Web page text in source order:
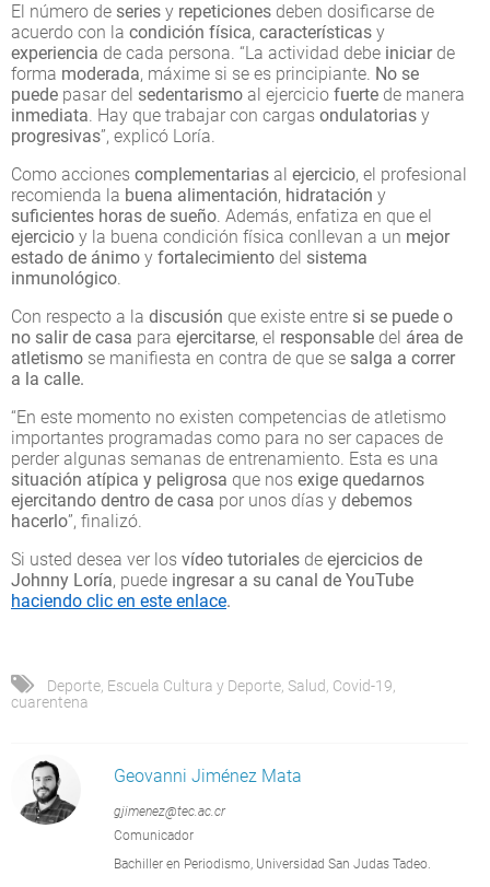
El número de series y repeticiones deben dosificarse de
acuerdo con la condición física, características y
experiencia de cada persona. “La actividad debe iniciarde
forma moderada, máxime si se es principiante. No se
puede pasar del sedentarismo al ejercicio fuerte de manera
inmediata. Hay que trabajar con cargas ondulatorias y
progresivas”, explicó Loría.
Como acciones complementarias al ejercicio, el profesional
recomienda la buena alimentación, hidratación y
suficientes horas de sueño. Además, enfatiza en que el
ejercicio y la buena condición física conllevan a un mejor
estado de ánimo y fortalecimiento del sistema
inmunológico.
Con respecto a la discusión que existe entre si se puede o
no salir de casa para ejercitarse, el responsable del área de
atletismo se manifiesta en contra de que se salga a correr
a la calle.
“En este momento no existen competencias de atletismo
importantes programadas como para no ser capaces de
perder algunas semanas de entrenamiento. Esta es una
situación atípica y peligrosa que nos exige quedarnos
ejercitando dentro de casa por unos días y debemos
hacerlo”, finalizó.
Si usted desea ver los vídeo tutoriales de ejercicios de
Johnny Loría, puede ingresar a su canal de YouTube
haciendo clic en este enlace.
Deporte Escuela Cultura y Deporte Salud Covid-19
cuarentena
Geovanni Jiménez Mata
gjimenez@tec.ac.cr
Comunicador
Bachiller en Periodismo, Universidad San Judas Tadeo.